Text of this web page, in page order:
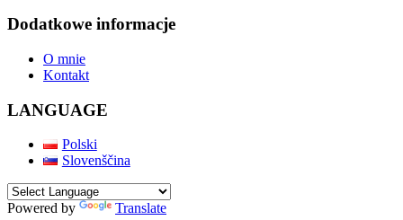
Dodatkowe informacje
O mnie
Kontakt
LANGUAGE
Polski
Slovenščina
Powered by Translate